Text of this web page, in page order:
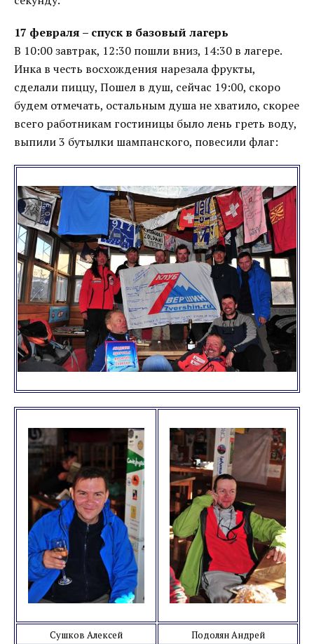
17 февраля – спуск в базовый лагерь
В 10:00 завтрак, 12:30 пошли вниз, 14:30 в лагере.
Инка в честь восхождения нарезала фрукты,
сделали пиццу, Пошел в душ, сейчас 19:00, скоро
будем отмечать, остальным душа не хватило, скорее
всего работникам гостиницы было лень греть воду,
выпили 3 бутылки шампанского, повесили флаг:
Сушков Алексей Подолян Андрей